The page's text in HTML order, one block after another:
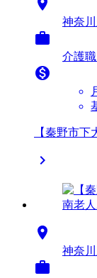
神奈

介護

【秦野市


神奈
